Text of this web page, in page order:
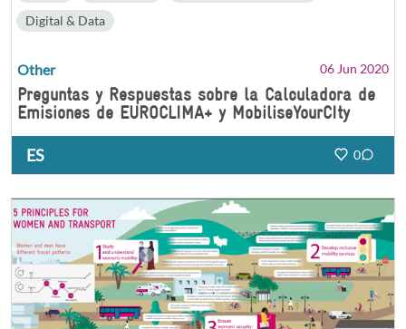
Digital & Data
Other 06 Jun 2020
Preguntas y Respuestas sobre la Calculadora de
Emisiones de EUROCLIMA+ y MobiliseYourCIty
ES 0